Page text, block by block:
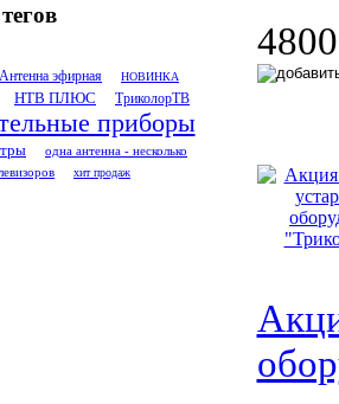
Антенна эфирная НОВИНКА
НТВ ПЛЮС ТриколорТВ
приборы
одна антенна - несколько
хит продаж